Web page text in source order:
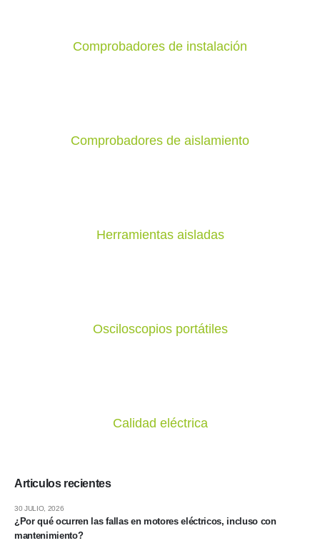
Comprobadores de instalación
Comprobadores de aislamiento
Herramientas aisladas
Osciloscopios portátiles
Calidad eléctrica
Articulos recientes
¿Por qué ocurren las fallas en motores eléctricos, incluso con
mantenimiento?
30 JULIO, 2026